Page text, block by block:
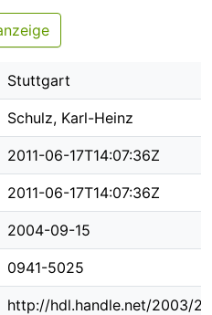
Stuttgart
Schulz, Karl-Heinz
2011-06-17T14:07:36Z
2011-06-17T14:07:36Z
2004-09-15
0941-5025
http://hdl.handle.net/2003/